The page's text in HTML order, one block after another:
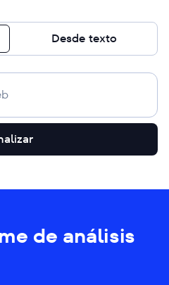
Desde texto
de análisis